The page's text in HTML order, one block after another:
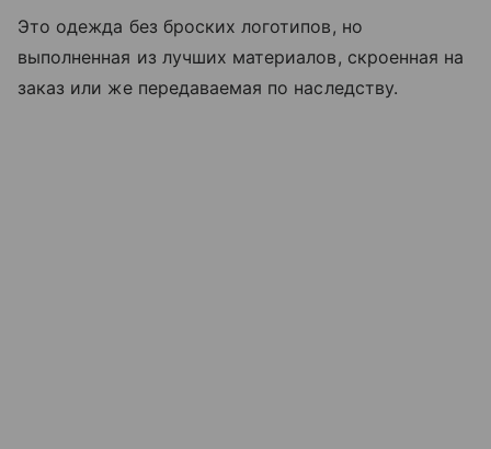
Это одежда без броских логотипов, но
выполненная из лучших материалов, скроенная на
заказ или же передаваемая по наследству.